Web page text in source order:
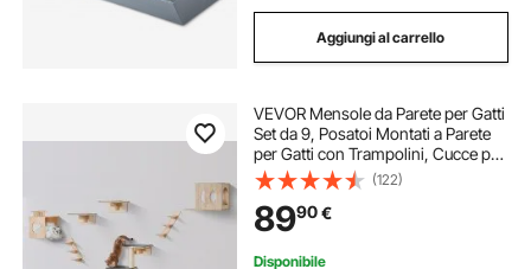
Aggiungi al carrello
VEVOR Mensole da Parete per Gatti
Set da 9, Posatoi Montati a Parete
per Gatti con Trampolini, Cucce per
gatti, Amache, Set di Mobili da
Parete per Gatti Fino a 18,14 kg per
Dormire, Arrampicarsi
(122)
8990€
Disponibile